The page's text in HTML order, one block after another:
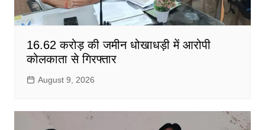
16.62 करोड़ की जमीन धोखाधड़ी में आरोपी
कोलकाता से गिरफ्तार
August 9, 2026